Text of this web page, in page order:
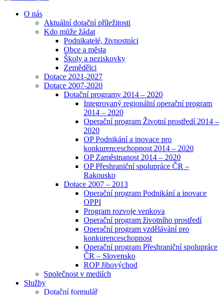
O nás
Aktuální dotační příležitosti
Kdo může žádat
Podnikatelé, živnostníci
Obce a města
Školy a neziskovky
Zemědělci
Dotace 2021-2027
Dotace 2007-2020
Dotační programy 2014 – 2020
Integrovaný regionální operační program
2014 – 2020
Operační program Životní prostředí 2014 –
2020
OP Podnikání a inovace pro
konkurenceschopnost 2014 – 2020
OP Zaměstnanost 2014 – 2020
OP Přeshraniční spolupráce ČR –
Rakousko
Dotace 2007 – 2013
Operační program Podnikání a inovace
OPPI
Program rozvoje venkova
Operační program životního prostředí
Operační program vzdělávání pro
konkurenceschopnost
Operační program Přeshraniční spolupráce
ČR – Slovensko
ROP Jihovýchod
Společnost v mediích
Služby
Dotační formulář